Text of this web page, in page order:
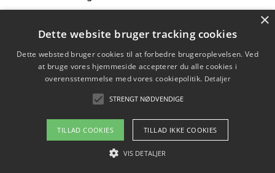
Hvordan gadgets til hjemmet kan reducere CO2-udslip
Copyright 2026 - Pilanto Aps
Om / kontakt
Blog Betingelser
×
Dette website bruger tracking cookies
Dette websted bruger cookies til at forbedre brugeroplevelsen. Ved
at bruge vores hjemmeside accepterer du alle cookies i
overensstemmelse med vores cookiepolitik. Detaljer
STRENGT NØDVENDIGE
TILLAD COOKIES TILLAD IKKE COOKIES
VIS DETALJER